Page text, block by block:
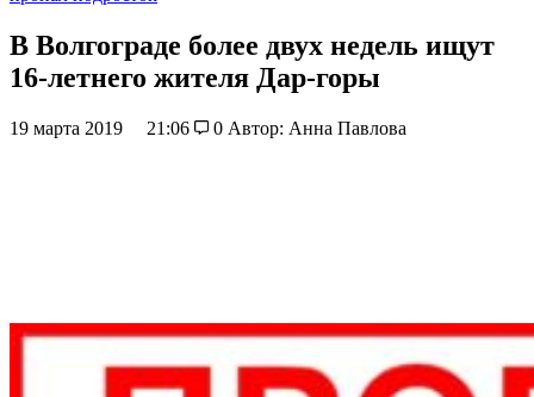
В Волгограде более двух недель ищут
16-летнего жителя Дар-горы
19 марта 2019 21:06 0 Автор: Анна Павлова